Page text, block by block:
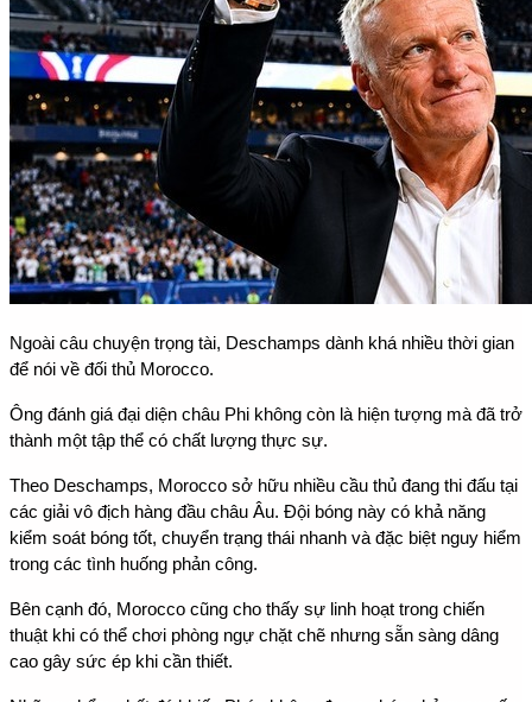
Ngoài câu chuyện trọng tài, Deschamps dành khá nhiều thời gian
để nói về đối thủ Morocco.
Ông đánh giá đại diện châu Phi không còn là hiện tượng mà đã trở
thành một tập thể có chất lượng thực sự.
Theo Deschamps, Morocco sở hữu nhiều cầu thủ đang thi đấu tại
các giải vô địch hàng đầu châu Âu. Đội bóng này có khả năng
kiểm soát bóng tốt, chuyển trạng thái nhanh và đặc biệt nguy hiểm
trong các tình huống phản công.
Bên cạnh đó, Morocco cũng cho thấy sự linh hoạt trong chiến
thuật khi có thể chơi phòng ngự chặt chẽ nhưng sẵn sàng dâng
cao gây sức ép khi cần thiết.